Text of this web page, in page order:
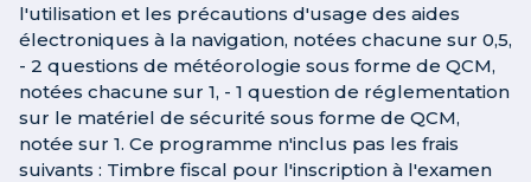
l'utilisation et les précautions d'usage des aides
électroniques à la navigation, notées chacune sur 0,5,
- 2 questions de météorologie sous forme de QCM,
notées chacune sur 1, - 1 question de réglementation
sur le matériel de sécurité sous forme de QCM,
notée sur 1. Ce programme n'inclus pas les frais
suivants : Timbre fiscal pour l'inscription à l'examen